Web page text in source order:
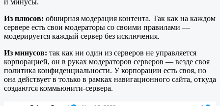
и минусы.
Из плюсов: обширная модерация контента. Так как на каждом
сервере есть свои модераторы со своими правилами —
модерируется каждый сервер без исключения.
Из минусов: так как ни один из серверов не управляется
корпорацией, он в руках модераторов серверов — везде своя
политика конфиденциальности. У корпорации есть своя, но
она действует в только в рамках навигационного сайта, откуда
создаются коммьюнити-сервера.